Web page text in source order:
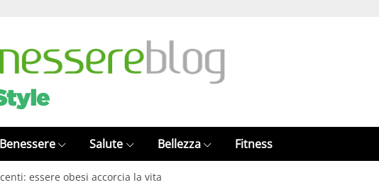
Benessere Salute Bellezza Fitness
essere obesi accorcia la vita